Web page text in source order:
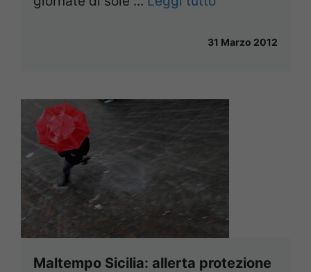
31 Marzo 2012
Maltempo Sicilia: allerta protezione